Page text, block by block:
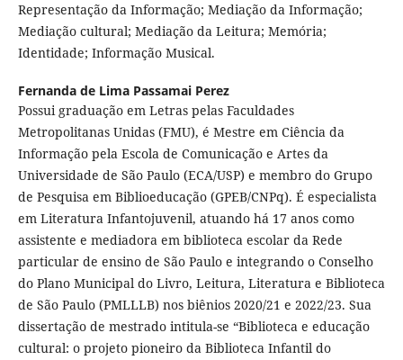
Representação da Informação; Mediação da Informação;
Mediação cultural; Mediação da Leitura; Memória;
Identidade; Informação Musical.
Fernanda de Lima Passamai Perez
Possui graduação em Letras pelas Faculdades
Metropolitanas Unidas (FMU), é Mestre em Ciência da
Informação pela Escola de Comunicação e Artes da
Universidade de São Paulo (ECA/USP) e membro do Grupo
de Pesquisa em Biblioeducação (GPEB/CNPq). É especialista
em Literatura Infantojuvenil, atuando há 17 anos como
assistente e mediadora em biblioteca escolar da Rede
particular de ensino de São Paulo e integrando o Conselho
do Plano Municipal do Livro, Leitura, Literatura e Biblioteca
de São Paulo (PMLLLB) nos biênios 2020/21 e 2022/23. Sua
dissertação de mestrado intitula-se “Biblioteca e educação
cultural: o projeto pioneiro da Biblioteca Infantil do